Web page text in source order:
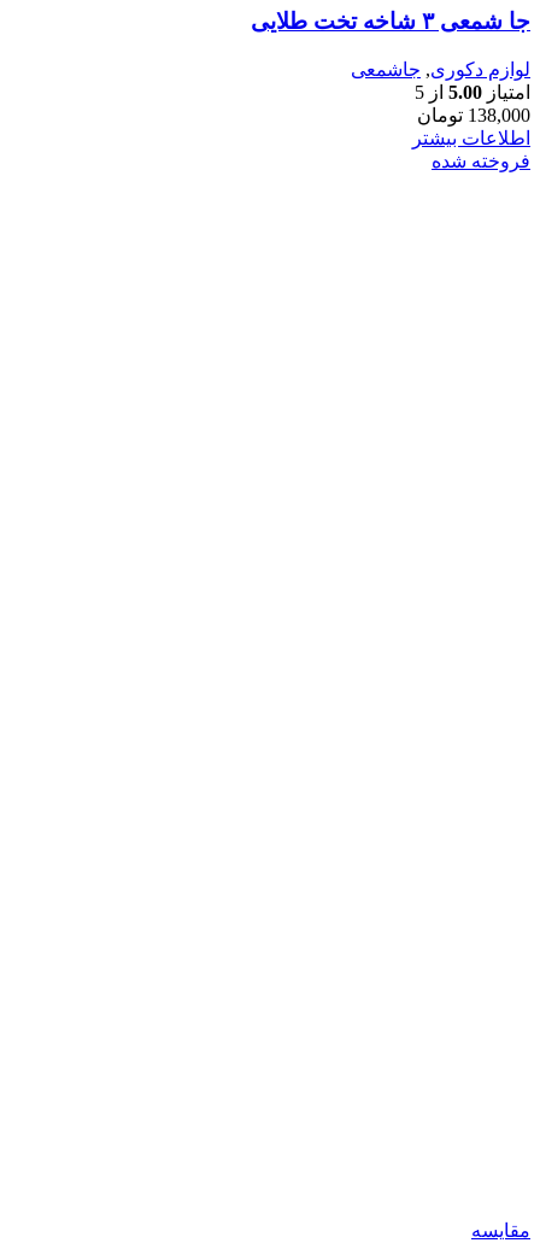
جا شمعی ۳ شاخه تخت طلایی
لوازم دکوری, جاشمعی
امتیاز 5.00 از 5
138,000 تومان
اطلاعات بیشتر
فروخته شده
مقايسه